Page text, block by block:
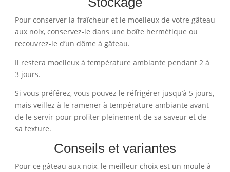
Pour conserver la fraîcheur et le moelleux de votre gâteau
aux noix, conservez-le dans une boîte hermétique ou
recouvrez-le d’un dôme à gâteau.
Il restera moelleux à température ambiante pendant 2 à
3 jours.
Si vous préférez, vous pouvez le réfrigérer jusqu’à 5 jours,
mais veillez à le ramener à température ambiante avant
de le servir pour profiter pleinement de sa saveur et de
sa texture.
Conseils et variantes
Pour ce gâteau aux noix, le meilleur choix est un moule à